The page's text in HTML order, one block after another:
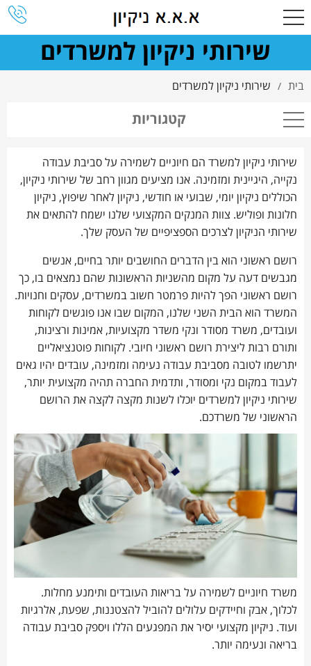
שירותי ניקיון למשרדים
בית / שירותי ניקיון למשרדים
קטגוריות
שירותי ניקיון למשרד הם חיוניים לשמירה על סביבת עבודה
נקייה, היגיינית ומזמינה. אנו מציעים מגוון רחב של שירותי ניקיון,
הכוללים ניקיון יומי, שבועי או חודשי, ניקיון לאחר שיפוץ, ניקיון
חלונות ופוליש. צוות המנקים המקצועי שלנו ישמח להתאים את
שירותי הניקיון לצרכים הספציפיים של העסק שלך.
רושם ראשוני הוא בין הדברים החושבים יותר בחיים, אנשים
מגבשים דעה על מקום מהשניות הראשונות שהם נמצאים בו, כך
רושם ראשוני הפך להיות פרמטר חשוב במשרדים, עסקים וחנויות.
המשרד הוא הבית השני שלנו, המקום שבו אנו פוגשים לקוחות
ועובדים, משרד מסודר ונקי משדר מקצועיות, אמינות ורצינות,
ותורם רבות ליצירת רושם ראשוני חיובי. לקוחות פוטנציאליים
יתרשמו לטובה מסביבת עבודה נעימה ומזמינה, עובדים יהיו גאים
לעבוד במקום נקי ומסודר, ותדמית החברה תהיה מקצועית יותר,
שירותי ניקיון למשרדים יוכלו לשנות מקצה לקצה את הרושם
הראשוני של משרדכם.
משרד חיוניים לשמירה על בריאות העובדים ותימנע מחלות.
לכלוך, אבק וחיידקים עלולים להוביל להצטננות, שפעת, אלרגיות
ועוד. ניקיון מקצועי יסיר את המפגעים הללו ויספק סביבת עבודה
בריאה ונעימה יותר.